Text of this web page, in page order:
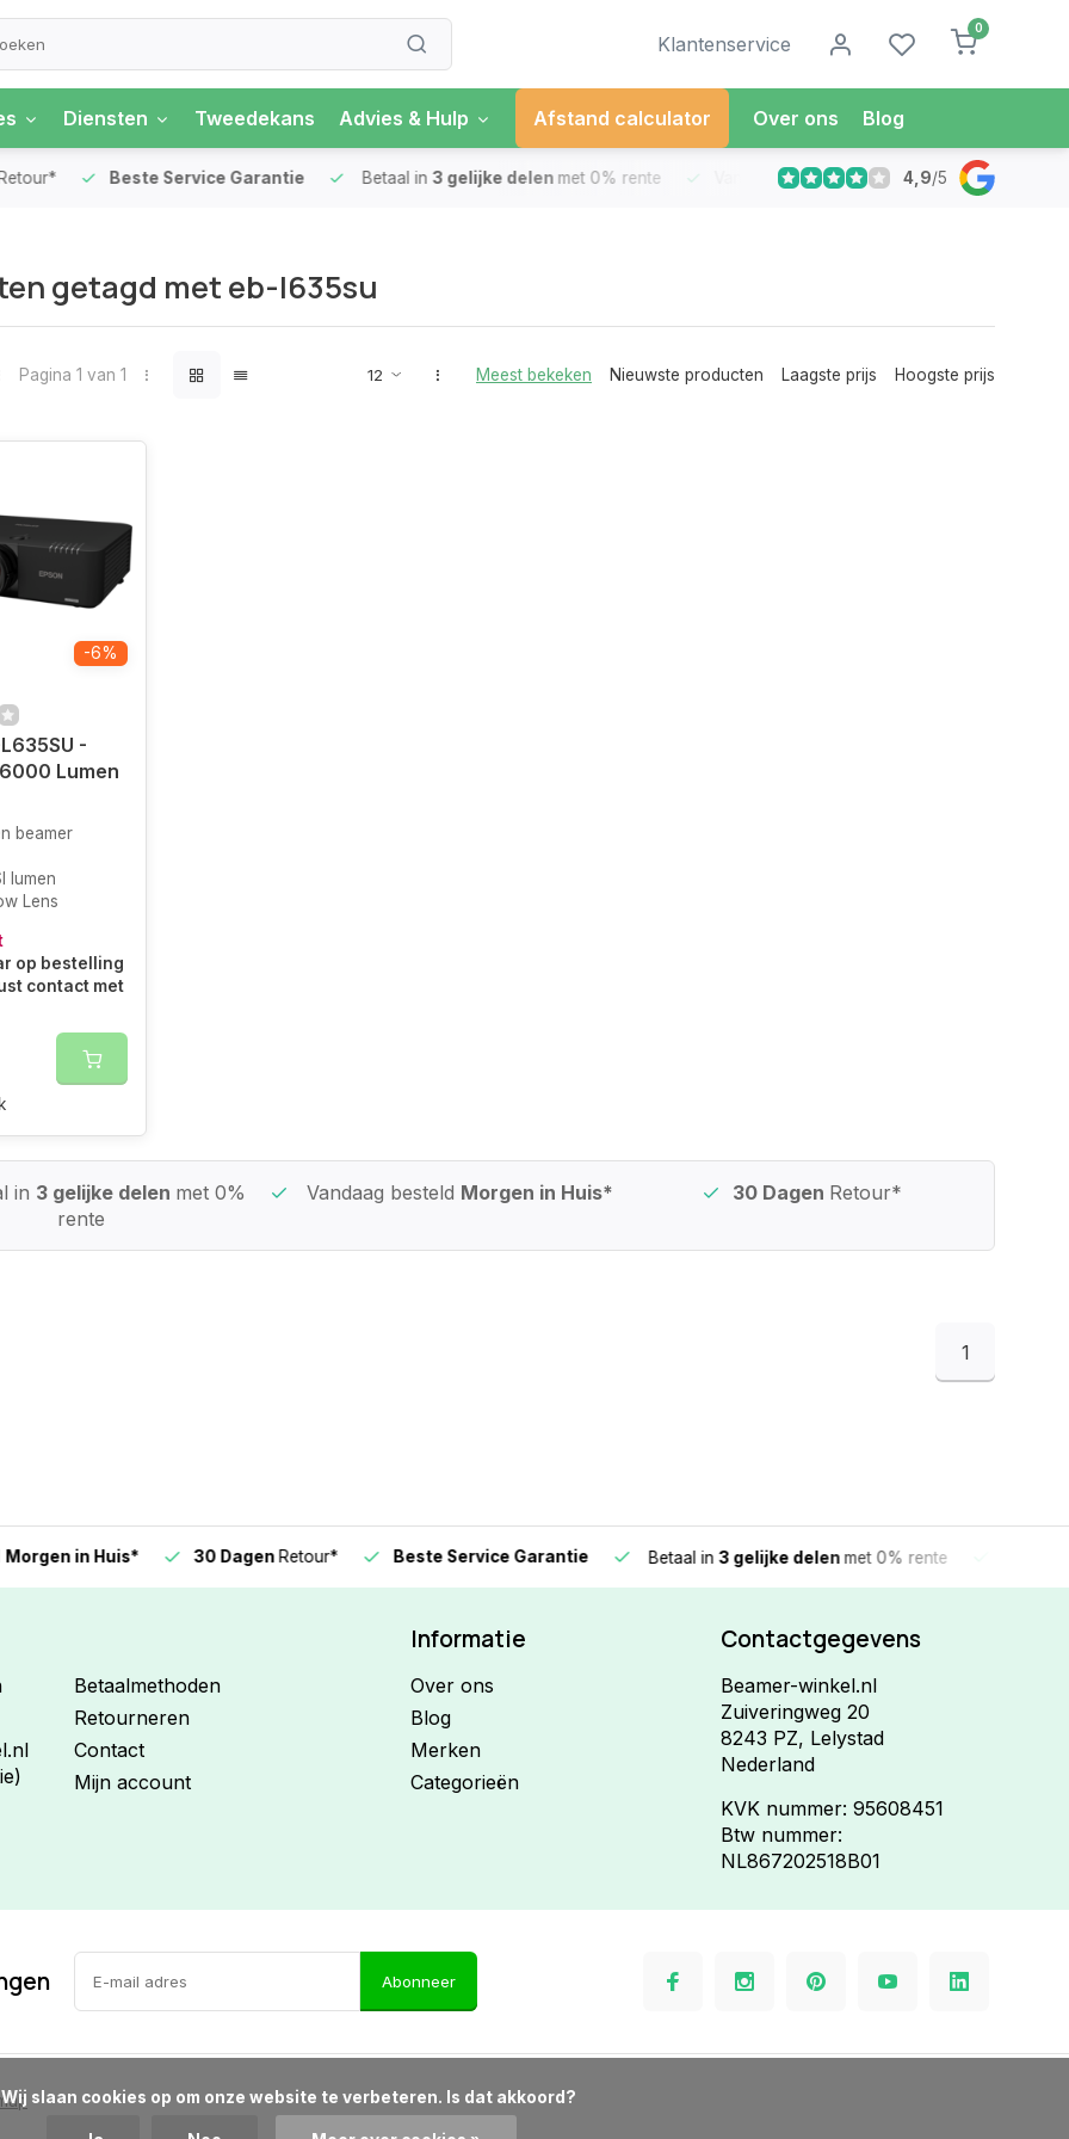
Klantenservice
0
Diensten Tweedekans Advies & Hulp Afstand calculator Over ons Blog
Beste Service Garantie Betaal in 3 gelijke delen met 0% rente Vandaag besteldMorgen in Huis*
4,9/5
getagd met eb-l635su
Pagina 1 van 1 Meest bekeken Nieuwste producten Laagste prijs Hoogste prijs
-6%
-
Lumen
beamer
lumen
Lens
op bestelling
contact met
in 3 gelijke delen met 0%
rente
Vandaag besteld Morgen in Huis* 30 Dagen Retour*
1
in Huis* 30 DagenRetour* Beste Service Garantie Betaal in3 gelijke delen met 0% rente
Betaalmethoden
Retourneren
Contact
Mijn account
Informatie
Over ons
Blog
Merken
Categorieën
Contactgegevens
Beamer-winkel.nl
Zuiveringweg 20
8243 PZ, Lelystad
Nederland
KVK nummer: 95608451
Btw nummer:
NL867202518B01
Abonneer